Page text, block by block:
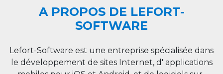
A PROPOS DE LEFORT-
SOFTWARE
Lefort-Software est une entreprise spécialisée dans
le développement de sites Internet, d' applications